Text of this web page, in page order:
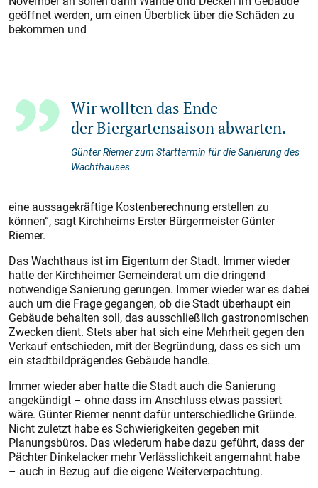
geöffnet werden, um einen Überblick über die Schäden zu
bekommen und
Wir wollten das Ende
der Biergartensaison abwarten.
Günter Riemer zum Starttermin für die Sanierung des
Wachthauses
eine aussagekräftige Kostenberechnung erstellen zu
können“, sagt Kirchheims Erster Bürgermeister Günter
Riemer.
Das Wachthaus ist im Eigentum der Stadt. Immer wieder
hatte der Kirchheimer Gemeinderat um die dringend
notwendige Sanierung gerungen. Immer wieder war es dabei
auch um die Frage gegangen, ob die Stadt überhaupt ein
Gebäude behalten soll, das ausschließlich gastronomischen
Zwecken dient. Stets aber hat sich eine Mehrheit gegen den
Verkauf entschieden, mit der Begründung, dass es sich um
ein stadtbildprägendes Gebäude handle.
Immer wieder aber hatte die Stadt auch die Sanierung
angekündigt – ohne dass im Anschluss etwas passiert
wäre. Günter Riemer nennt dafür unterschiedliche Gründe.
Nicht zuletzt habe es Schwierigkeiten gegeben mit
Planungsbüros. Das wiederum habe dazu geführt, dass der
Pächter Dinkelacker mehr Verlässlichkeit angemahnt habe
– auch in Bezug auf die eigene Weiterverpachtung.